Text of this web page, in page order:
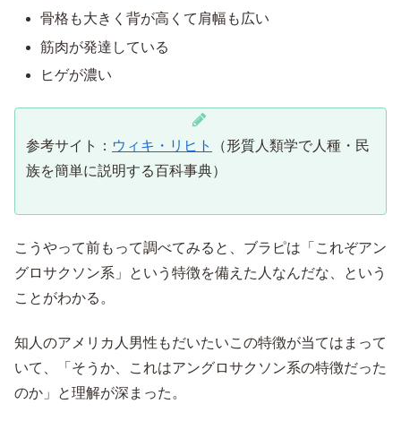
骨格も大きく背が高くて肩幅も広い
筋肉が発達している
ヒゲが濃い
参考サイト： ウィキ・リヒト
（形質人類学で人種・民
族を簡単に説明する百科事典）
こうやって前もって調べてみると、ブラピは「これぞアン
グロサクソン系」という特徴を備えた人なんだな、という
ことがわかる。
知人のアメリカ人男性もだいたいこの特徴が当てはまって
いて、「そうか、これはアングロサクソン系の特徴だった
のか」と理解が深まった。